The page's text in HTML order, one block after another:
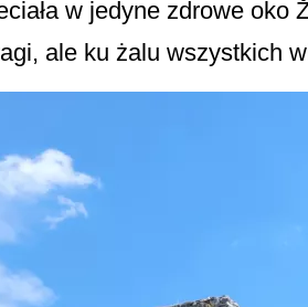
w jedyne zdrowe oko
ale ku żalu wszystkich